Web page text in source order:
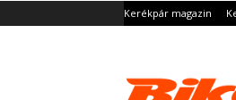
Kerékpár magazin